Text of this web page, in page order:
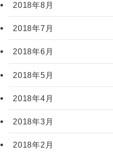
2018年8月
2018年7月
2018年6月
2018年5月
2018年4月
2018年3月
2018年2月